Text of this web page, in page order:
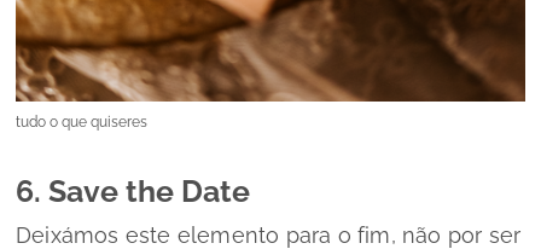
tudo o que quiseres
6. Save the Date
Deixámos este elemento para o fim, não por ser